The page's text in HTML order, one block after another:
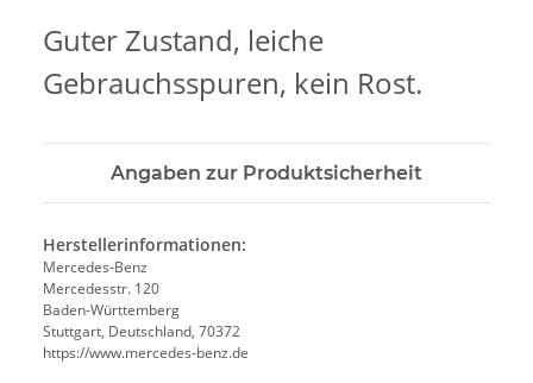
Guter Zustand, leiche
Gebrauchsspuren, kein Rost.
Angaben zur Produktsicherheit
Herstellerinformationen:
Mercedes-Benz
Mercedesstr. 120
Baden-Württemberg
Stuttgart, Deutschland, 70372
https://www.mercedes-benz.de